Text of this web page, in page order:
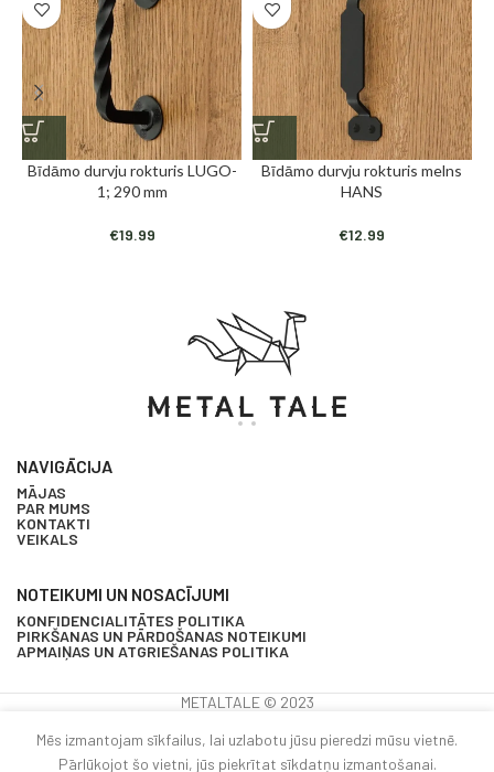
Bīdāmo durvju rokturis LUGO-
1; 290 mm
€19.99
Bīdāmo durvju rokturis melns
HANS
€12.99
NAVIGĀCIJA
MĀJAS
PAR MUMS
KONTAKTI
VEIKALS
NOTEIKUMI UN NOSACĪJUMI
KONFIDENCIALITĀTES POLITIKA
PIRKŠANAS UN PĀRDOŠANAS NOTEIKUMI
APMAIŅAS UN ATGRIEŠANAS POLITIKA
METALTALE © 2023
Mēs izmantojam sīkfailus, lai uzlabotu jūsu pieredzi mūsu vietnē.
Pārlūkojot šo vietni, jūs piekrītat sīkdatņu izmantošanai.
Bīdāmo
durvju